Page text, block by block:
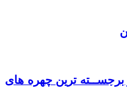
ترین چهره های